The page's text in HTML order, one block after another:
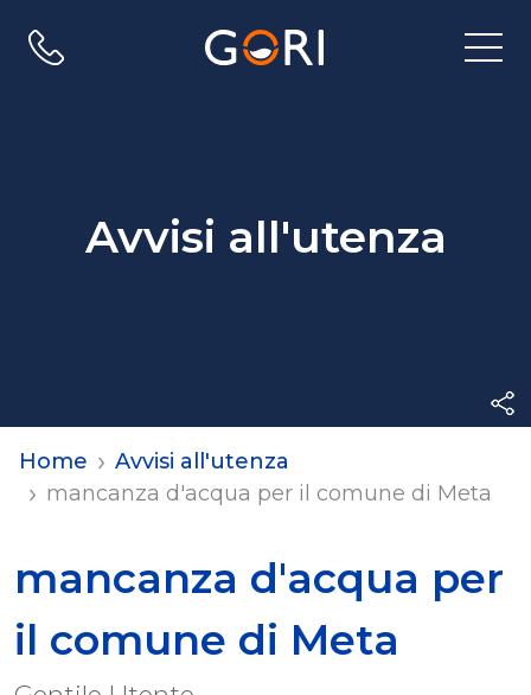
Apri
Avvisi all'utenza
Home
Avvisi all'utenza
mancanza d'acqua per il comune di Meta
mancanza d'acqua per
il comune di Meta